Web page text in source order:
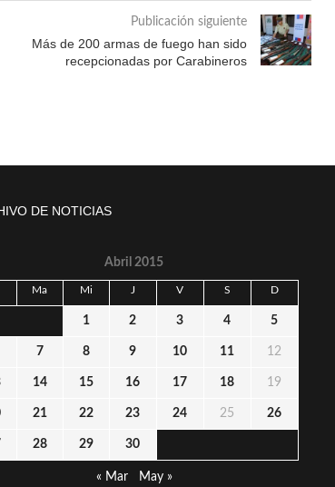
Publicación siguiente
Más de 200 armas de fuego han sido
recepcionadas por Carabineros
DE NOTICIAS
Abril 2015
Ma Mi J V S D
1 2 3 4 5
7 8 9 10 11 12
14 15 16 17 18 19
21 22 23 24 25 26
28 29 30
« Mar May »